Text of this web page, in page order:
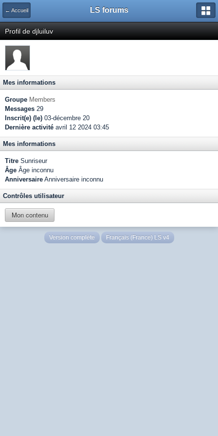
← Accueil LS forums
Profil de djluiluv
Mes informations
Groupe Members
Messages 29
Inscrit(e) (le) 03-décembre 20
Dernière activité avril 12 2024 03:45
Mes informations
Titre Sunriseur
Âge Âge inconnu
Anniversaire Anniversaire inconnu
Contrôles utilisateur
Mon contenu
Version complète Français (France) LS v4